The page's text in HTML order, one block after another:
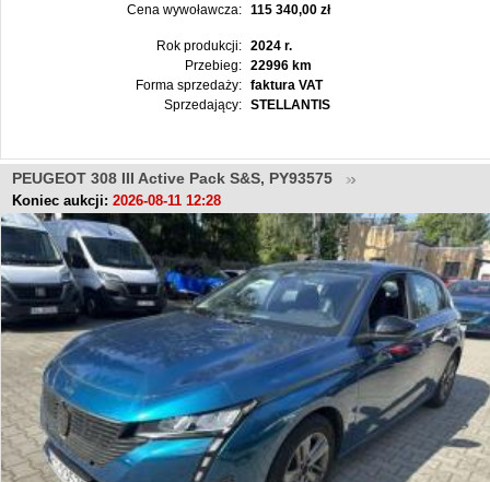
Cena wywoławcza: 115 340,00 zł
Rok produkcji:
2024 r.
Przebieg:
22996 km
Forma sprzedaży:
faktura VAT
Sprzedający:
STELLANTIS
PEUGEOT 308 III Active Pack S&S, PY93575
Koniec aukcji: 2026-08-11 12:28